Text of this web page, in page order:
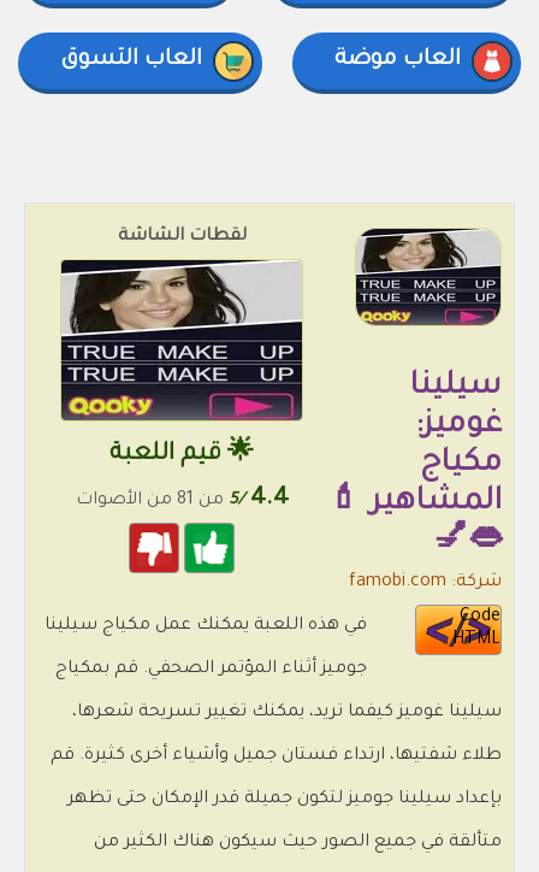
العاب موضة العاب التسوق
لقطات الشاشة
🌟 قيم اللعبة
4.4
/5 من 81 من الأصوات
سيلينا
غوميز:
مكياج
المشاهير 💄
👄💅
شركة: famobi.com
Code
HTML
في هذه اللعبة يمكنك عمل مكياج سيلينا
جوميز أثناء المؤتمر الصحفي. قم بمكياج
سيلينا غوميز كيفما تريد، يمكنك تغيير تسريحة شعرها،
طلاء شفتيها، ارتداء فستان جميل وأشياء أخرى كثيرة. قم
بإعداد سيلينا جوميز لتكون جميلة قدر الإمكان حتى تظهر
متألقة في جميع الصور حيث سيكون هناك الكثير من